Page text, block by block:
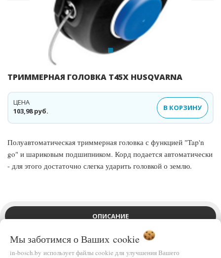
ТРИММЕРНАЯ ГОЛОВКА T45X HUSQVARNA
103,98 руб.
ЦЕНА
В КОРЗИНУ
Полуавтоматическая триммерная головка с функцией "Tap'n
go" и шариковым подшипником. Корд подается автоматически
- для этого достаточно слегка ударить головкой о землю.
ОПИСАНИЕ
ВЫ СМОТРЕЛИ
Мы заботимся о Ваших cookie
in-bosch.by использует файлы cookie для улучшения Вашего